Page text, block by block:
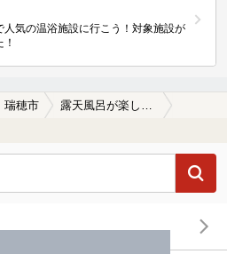
人気の温浴施設に行こう！対象施設が
瑞穂市